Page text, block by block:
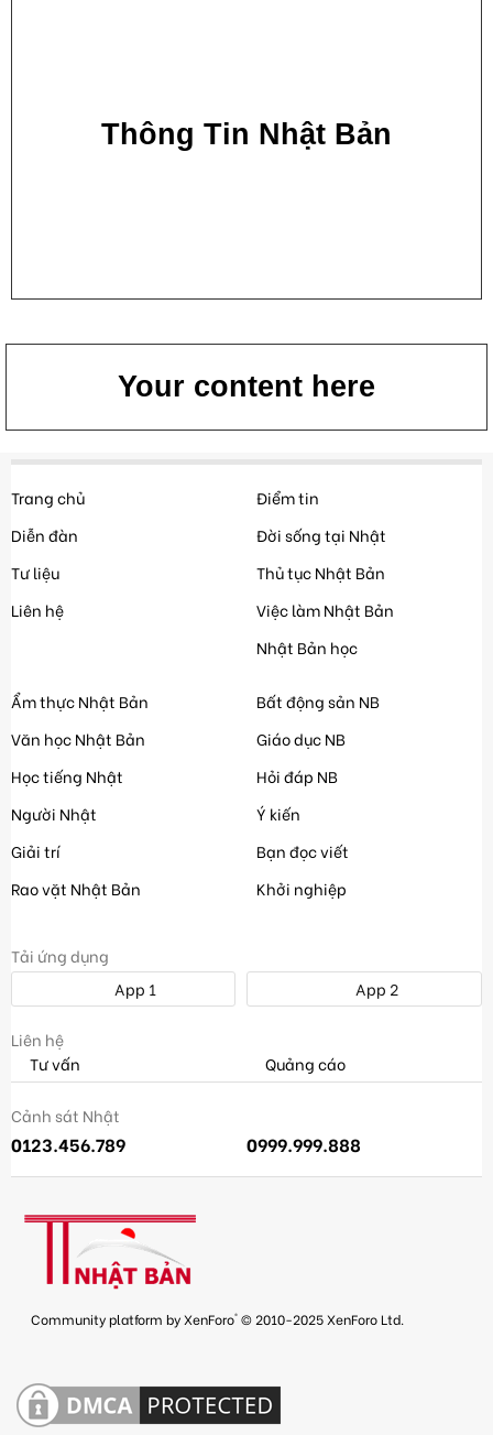
Thông Tin Nhật Bản
Your content here
Trang chủ
Diễn đàn
Tư liệu
Liên hệ
Điểm tin
Đời sống tại Nhật
Thủ tục Nhật Bản
Việc làm Nhật Bản
Nhật Bản học
Ẩm thực Nhật Bản
Văn học Nhật Bản
Học tiếng Nhật
Người Nhật
Giải trí
Rao vặt Nhật Bản
Bất động sản NB
Giáo dục NB
Hỏi đáp NB
Ý kiến
Bạn đọc viết
Khởi nghiệp
Tải ứng dụng
App 1
App 2
Liên hệ
Tư vấn
Quảng cáo
Cảnh sát Nhật
0123.456.789 0999.999.888
Community platform by XenForo® © 2010-2025 XenForo Ltd.